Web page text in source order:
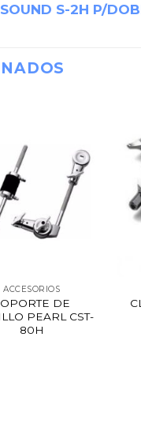
S-2H P/
ACCESORIOS
DE
PEARL CST-
80H